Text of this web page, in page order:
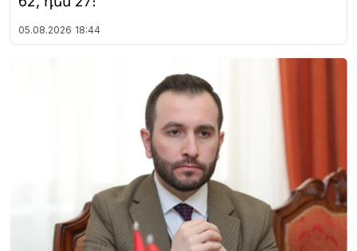
05.08.2026 18:44